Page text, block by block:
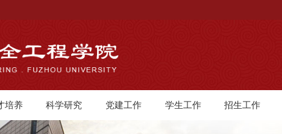
培养 科学研究 党建工作 学生工作 招生工作